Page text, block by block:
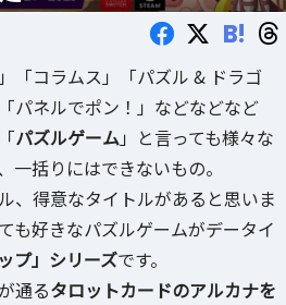
B!
「コラムス」「パズル & ドラゴ
パネルでポン！」などなどなど
パズルゲーム」と言っても様々な
一括りにはできないもの。
、得意なタイトルがあると思いま
も好きなパズルゲームがデータイ
プ」シリーズです。
通るタロットカードのアルカナを